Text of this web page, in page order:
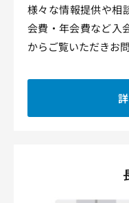
様々な情報提供や相
会費・年会費など入
からご覧いただきお